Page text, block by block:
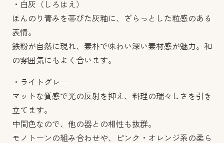
・白灰（しろはえ）
ほんのり青みを帯びた灰釉に、ざらっとした粒感のある
表情。
鉄粉が自然に現れ、素朴で味わい深い素材感が魅力。和
の雰囲気にもよく合います。
・ライトグレー
マットな質感で光の反射を抑え、料理の瑞々しさを引き
立てます。
中間色なので、他の器との相性も抜群。
モノトーンの組み合わせや、ピンク・オレンジ系の柔ら